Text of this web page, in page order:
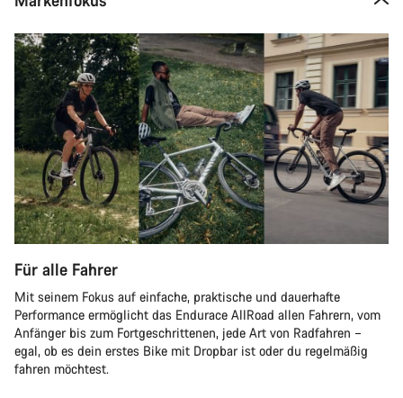
Für alle Fahrer
Mit seinem Fokus auf einfache, praktische und dauerhafte
Performance ermöglicht das Endurace AllRoad allen Fahrern, vom
Anfänger bis zum Fortgeschrittenen, jede Art von Radfahren –
egal, ob es dein erstes Bike mit Dropbar ist oder du regelmäßig
fahren möchtest.